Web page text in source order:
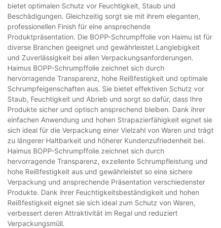
bietet optimalen Schutz vor Feuchtigkeit, Staub und
Beschädigungen. Gleichzeitig sorgt sie mit ihrem eleganten,
professionellen Finish für eine ansprechende
Produktpräsentation. Die BOPP-Schrumpffolie von Haimu ist für
diverse Branchen geeignet und gewährleistet Langlebigkeit
und Zuverlässigkeit bei allen Verpackungsanforderungen.
Haimus BOPP-Schrumpffolie zeichnet sich durch
hervorragende Transparenz, hohe Reißfestigkeit und optimale
Schrumpfeigenschaften aus. Sie bietet effektiven Schutz vor
Staub, Feuchtigkeit und Abrieb und sorgt so dafür, dass Ihre
Produkte sicher und optisch ansprechend bleiben. Dank ihrer
einfachen Anwendung und hohen Strapazierfähigkeit eignet sie
sich ideal für die Verpackung einer Vielzahl von Waren und trägt
zu längerer Haltbarkeit und höherer Kundenzufriedenheit bei.
Haimus BOPP-Schrumpffolie zeichnet sich durch
hervorragende Transparenz, exzellente Schrumpfleistung und
hohe Reißfestigkeit aus und gewährleistet so eine sichere
Verpackung und ansprechende Präsentation verschiedenster
Produkte. Dank ihrer Feuchtigkeitsbeständigkeit und hohen
Reißfestigkeit eignet sie sich ideal zum Schutz von Waren,
verbessert deren Attraktivität im Regal und reduziert
Verpackungsmüll.